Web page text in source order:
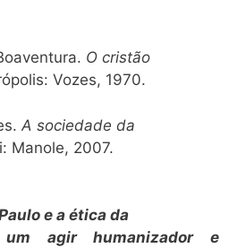
O cristão
Vozes, 1970.
A sociedade da
Manole, 2007.
e a ética da
agir humanizador e